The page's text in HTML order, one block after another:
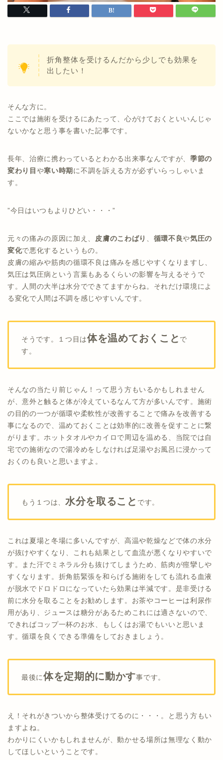
折角整体を受けるんだから少しでも効果を
出したい！
そんな方に。
ここでは施術を受けるにあたって、心がけておくといいんじゃ
ないかなと思う事を書いた記事です。
長年、治療に携わっているとわかる出来事なんですが、 季節の
変わり目 や寒い時期 に不調を訴える方が必ずいらっしゃいま
す。
”今日はいつもよりひどい・・・”
元々の痛みの原因に加え、 皮膚のこわばり 循環不良や気圧の
変化で悪化するというもの。
皮膚の縮みや筋肉の循環不良は痛みを感じやすくなりますし、
気圧は気圧病という言葉もあるくらいの影響を与えるそうで
す。人間の大半は水分でできてますからね。それだけ環境によ
る変化で人間は不調を感じやすいんです。
そうです。１つ目は体を温めておくこと で
す。
そんなの当たり前じゃん！って思う方もいるかもしれません
が、意外と触ると体が冷えているなんて方が多いんです。施術
の目的の一つが循環や柔軟性が改善することで痛みを改善する
事になるので、温めておくことは効率的に改善を促すことに繋
がります。ホットタオルやカイロで周辺を温める、当院では自
宅での施術なので湯冷めをしなければ足湯やお風呂に浸かって
おくのも良いと思いますよ。
もう１つは、 水分を取ること です。
これは夏場と冬場に多いんですが、高温や乾燥などで体の水分
が抜けやすくなり、これも結果として血流が悪くなりやすいで
す。また汗でミネラル分も抜けてしまうため、筋肉が痙攣しや
すくなります。折角筋緊張を和らげる施術をしても流れる血液
が脱水でドロドロになっていたら効果は半減です。是非受ける
前に水分を取ることをお勧めします。お茶やコーヒーは利尿作
用があり、ジュースは糖分があるためこれには適さないので、
できればコップ一杯のお水、もしくはお湯でもいいと思いま
す。循環を良くできる準備をしておきましょう。
最後に体を定期的に動かす事です。
え！それがきついから整体受けてるのに・・・。と思う方もい
ますよね。
わかりにくいかもしれませんが、動かせる場所は無理なく動か
してほしいということです。